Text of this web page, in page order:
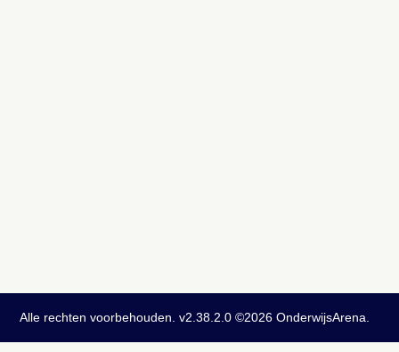
Alle rechten voorbehouden. v2.38.2.0 ©2026 OnderwijsArena.